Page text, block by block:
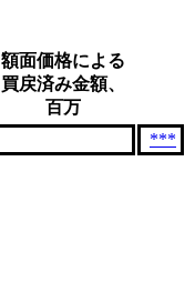
額面価格による
買戻済み金額、
百万
***